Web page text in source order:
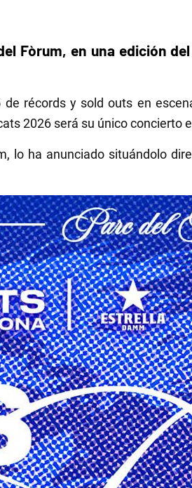
Fòrum, en una edición
récords y sold outs en
2026 será su único concierto
lo ha anunciado situándolo